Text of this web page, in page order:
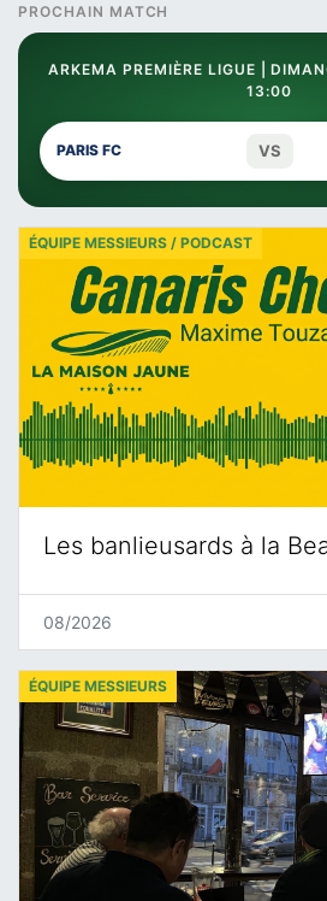
PROCHAIN MATCH
ARKEMA PREMIÈRE LIGUE |
13:00
PARIS FC VS
Les banlieusards à la
ÉQUIPE MESSIEURS / PODCAST
08/2026
ÉQUIPE MESSIEURS